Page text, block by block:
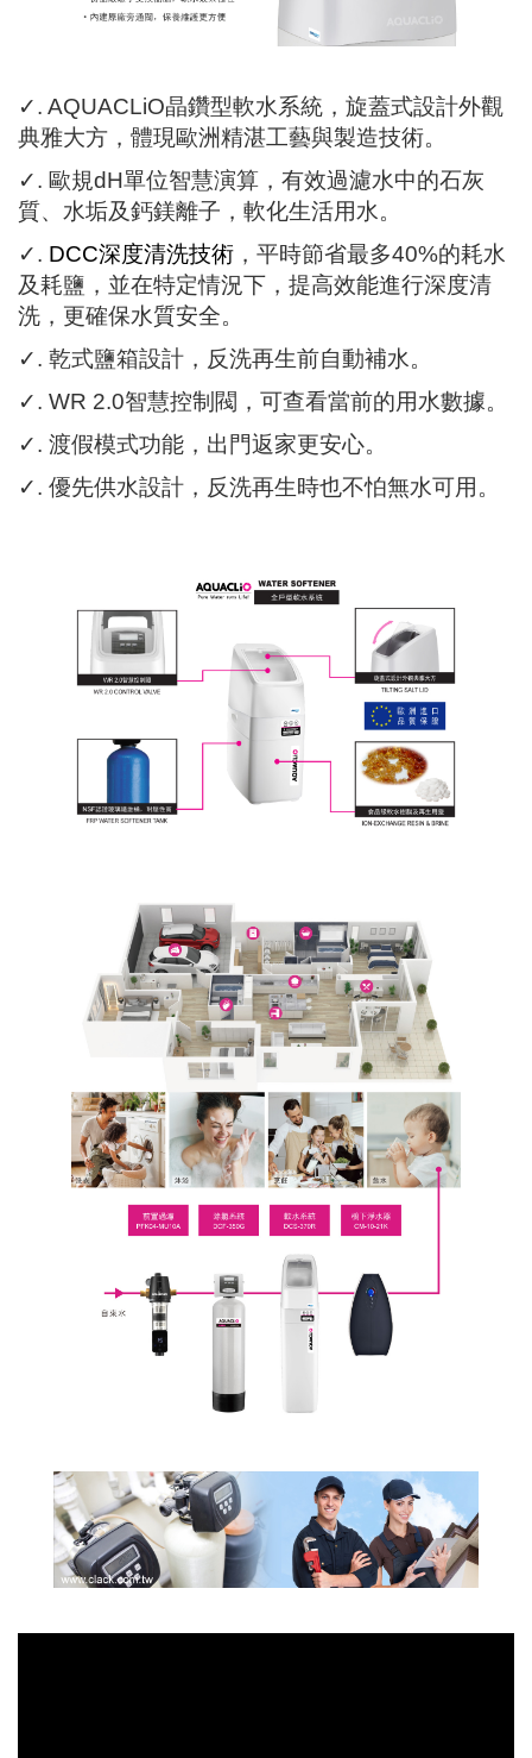
✓. AQUACLiO晶鑽型軟水系統，旋蓋式設計外觀
典雅大方，體現歐洲精湛工藝與製造技術。
✓. 歐規dH單位智慧演算，有效過濾水中的石灰
質、水垢及鈣鎂離子，軟化生活用水。
✓. DCC深度清洗技術 ，平時節省最多40%的耗水
及耗鹽，並在特定情況下，提高效能進行深度清
洗，更確保水質安全。
✓. 乾式鹽箱設計，反洗再生前自動補水。
✓. WR 2.0智慧控制閥，可查看當前的用水數據。
✓. 渡假模式功能，出門返家更安心。
✓. 優先供水設計，反洗再生時也不怕無水可用 。